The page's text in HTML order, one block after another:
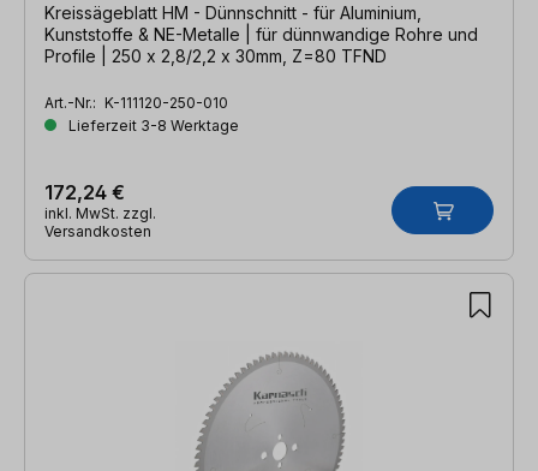
Kreissägeblatt HM - Dünnschnitt - für Aluminium,
Kunststoffe & NE-Metalle | für dünnwandige Rohre und
Profile | 250 x 2,8/2,2 x 30mm, Z=80 TFND
Art.-Nr.: K-111120-250-010
Lieferzeit 3-8 Werktage
172,24 €
inkl. MwSt. zzgl.
Versandkosten